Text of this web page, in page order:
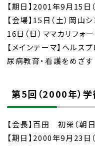
【期日】2001年9月15日（
【会場】15日（土）岡山
16日（日）ママカリフォ
【メインテーマ】ヘルス
尿病教育・看護をめざす
第5回（2000年）
【会長】百田 初栄（朝
【期日】2000年9月23日（